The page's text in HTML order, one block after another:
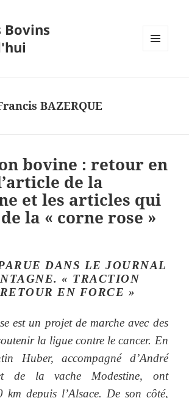
BAZERQUE
bovine : retour en
de la
et les articles qui
la « corne rose »
DANS LE JOURNAL
« TRACTION
EN FORCE »
est un projet de marche avec des
la ligue contre le cancer. En
Huber, accompagné d’André
de la vache Modestine, ont
km depuis l’Alsace. De son côté,